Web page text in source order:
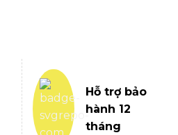
Hỗ trợ bảo
hành 12
tháng